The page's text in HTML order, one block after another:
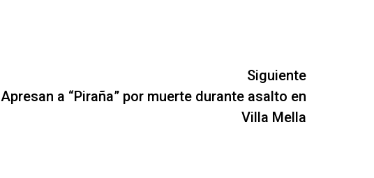
Siguiente
Apresan a “Piraña” por muerte durante asalto en
Villa Mella